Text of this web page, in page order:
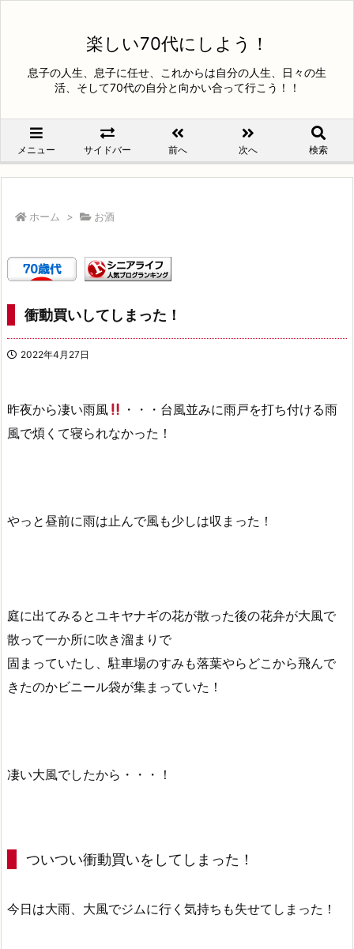
楽しい70代にしよう！
息子の人生、息子に任せ、これからは自分の人生、日々の生
活、そして70代の自分と向かい合って行こう！！
メニュー サイドバー 前へ 次へ 検索
ホーム > お酒
衝動買いしてしまった！
2022年4月27日
昨夜から凄い雨風
・・・台風並みに雨戸を打ち付ける雨
風で煩くて寝られなかった！
やっと昼前に雨は止んで風も少しは収まった！
庭に出てみるとユキヤナギの花が散った後の花弁が大風で
散って一か所に吹き溜まりで
固まっていたし、駐車場のすみも落葉やらどこから飛んで
きたのかビニール袋が集まっていた！
凄い大風でしたから・・・！
ついつい衝動買いをしてしまった！
今日は大雨、大風でジムに行く気持ちも失せてしまった！